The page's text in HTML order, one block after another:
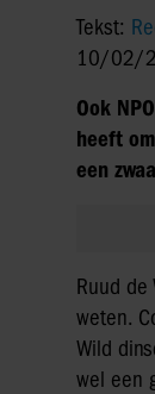
Tekst:
10/02/
Ook
heeft
een
Ruud de
weten.
Wild
wel een